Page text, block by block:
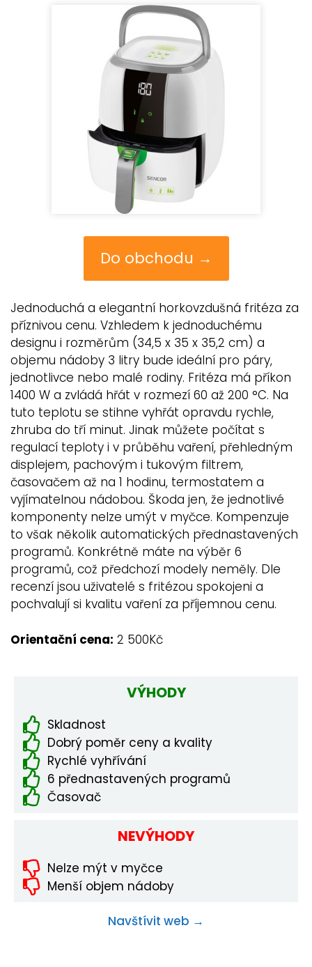
Do obchodu →
Jednoduchá a elegantní horkovzdušná fritéza za
příznivou cenu. Vzhledem k jednoduchému
designu i rozměrům (34,5 x 35 x 35,2 cm) a
objemu nádoby 3 litry bude ideální pro páry,
jednotlivce nebo malé rodiny. Fritéza má příkon
1400 W a zvládá hřát v rozmezí 60 až 200 °C. Na
tuto teplotu se stihne vyhřát opravdu rychle,
zhruba do tří minut. Jinak můžete počítat s
regulací teploty i v průběhu vaření, přehledným
displejem, pachovým i tukovým filtrem,
časovačem až na 1 hodinu, termostatem a
vyjímatelnou nádobou. Škoda jen, že jednotlivé
komponenty nelze umýt v myčce. Kompenzuje
to však několik automatických přednastavených
programů. Konkrétně máte na výběr 6
programů, což předchozí modely neměly. Dle
recenzí jsou uživatelé s fritézou spokojeni a
pochvalují si kvalitu vaření za příjemnou cenu.
Orientační cena: 2 500Kč
VÝHODY
Skladnost
Dobrý poměr ceny a kvality
Rychlé vyhřívání
6 přednastavených programů
Časovač
NEVÝHODY
Nelze mýt v myčce
Menší objem nádoby
Navštívit web →